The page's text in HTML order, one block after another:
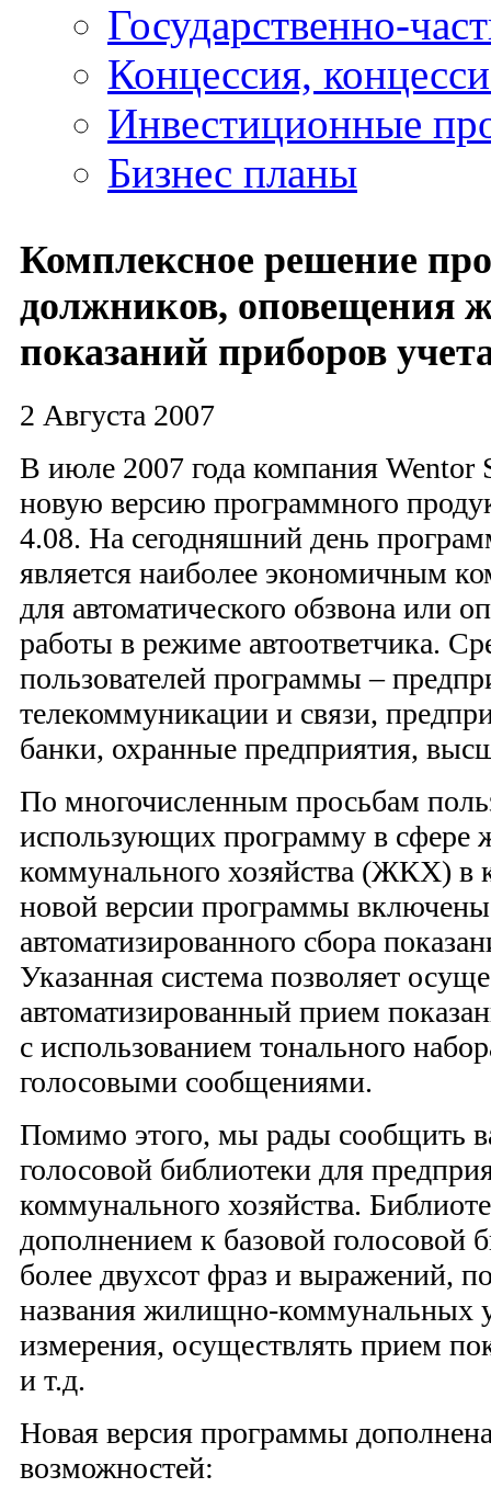
Государственно-
Концессия,
Инвестиционные
Бизнес планы
Комплексное решение
должников, оповещения
показаний приборов
2 Августа 2007
В июле 2007 года компания Wentor
новую версию программного
4.08. На сегодняшний день
является наиболее экономичным
для автоматического обзвона или
работы в режиме автоответчика.
пользователей программы –
телекоммуникации и связи,
банки, охранные предприятия,
По многочисленным просьбам
использующих программу в сфере
коммунального хозяйства (ЖКХ) в
новой версии программы
автоматизированного сбора
Указанная система позволяет
автоматизированный прием
с использованием тонального
голосовыми сообщениями.
Помимо этого, мы рады сообщить
голосовой библиотеки для
коммунального хозяйства.
дополнением к базовой голосовой
более двухсот фраз и выражений,
названия жилищно-коммунальных
измерения, осуществлять прием
и т.д.
Новая версия программы
возможностей: